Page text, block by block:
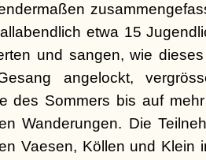
etwa 15
und sangen, wie
angelockt,
des Sommers bis auf
Wanderungen. Die
Vaesen, Köllen und Klein